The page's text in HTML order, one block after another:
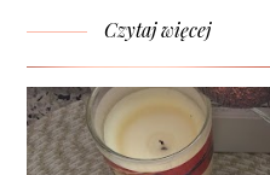
Czytaj więcej